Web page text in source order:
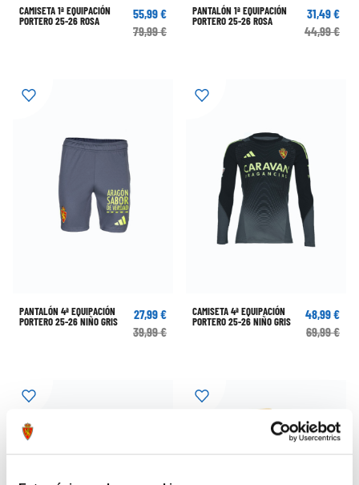
CAMISETA 1ª EQUIPACIÓN
PORTERO 25-26 ROSA
55,99 €
79,99 €
PANTALÓN 1ª EQUIPACIÓN
PORTERO 25-26 ROSA
31,49 €
44,99 €
PANTALÓN 4ª EQUIPACIÓN
PORTERO 25-26 NIÑO GRIS
27,99 €
39,99 €
CAMISETA 4ª EQUIPACIÓN
PORTERO 25-26 NIÑO GRIS
48,99 €
69,99 €